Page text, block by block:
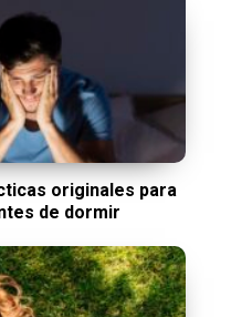
originales para
de dormir